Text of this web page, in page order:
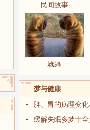
民间故事
尬舞
梦与健康
脾、胃的病理变化
缓解失眠多梦十全